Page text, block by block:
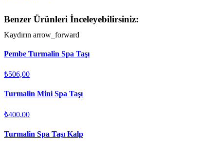
Benzer Ürünleri İnceleyebilirsiniz:
Kaydırın arrow_forward
Pembe Turmalin Spa Taşı
₺506,00
Turmalin Mini Spa Taşı
₺400,00
Turmalin Spa Taşı Kalp